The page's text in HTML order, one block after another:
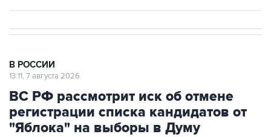
В РОССИИ
13:11, 7 августа 2026
ВС РФ рассмотрит иск об отмене
регистрации списка кандидатов от
"Яблока" на выборы в Думу